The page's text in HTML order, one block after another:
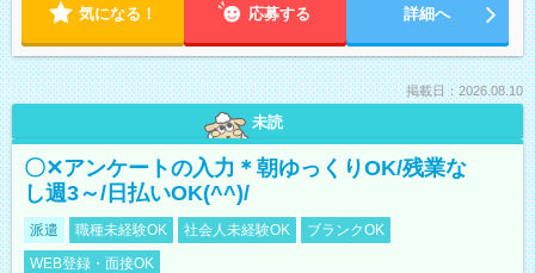
気になる！ 応募する 詳細へ
掲載日：2026.08.10
未読
〇✕アンケートの入力＊朝ゆっくりOK/残業な
し週3～/日払いOK(^^)/
派遣 職種未経験OK 社会人未経験OK
ブランクOK
WEB登録・面接OK